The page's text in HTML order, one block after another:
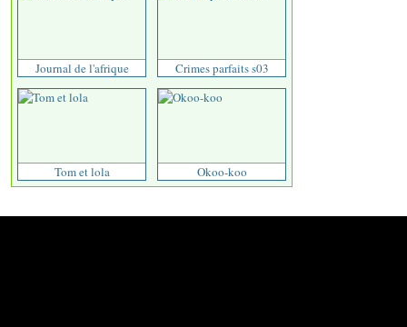
Journal de l'afrique Crimes parfaits s03
Tom et lola Okoo-koo